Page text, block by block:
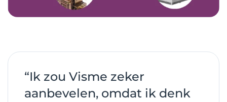
“Ik zou Visme zeker
aanbevelen, omdat ik denk